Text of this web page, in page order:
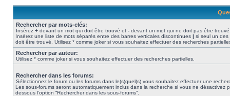
Rechercher par mots-clés:
Insérez + devant un mot qui doit être trouvé et - devant un mot qui ne doit pas être
Insérez une liste de mots séparés entre des barres verticales discontinues | si seul un des
doit être trouvé. Utilisez * comme joker si vous souhaitez effectuer des recherches
Rechercher par auteur:
Utilisez * comme joker si vous souhaitez effectuer des recherches partielles.
Rechercher dans les forums:
Sélectionnez le forum ou les forums dans le(s)quel(s) vous souhaitez effectuer une
Les sous-forums seront automatiquement inclus dans la recherche si vous ne désactivez
dessous l’option “Rechercher dans les sous-forums”.